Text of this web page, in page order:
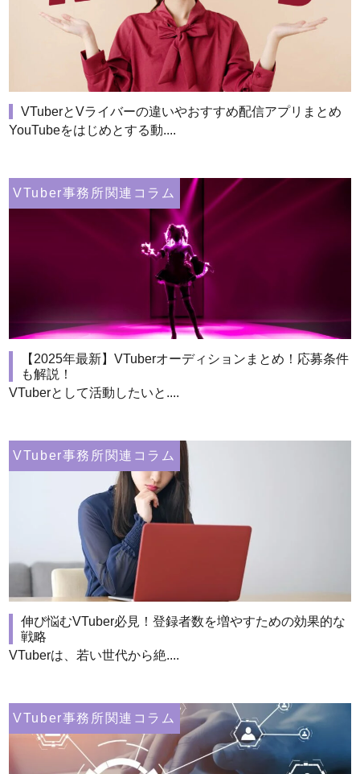
VTuberとVライバーの違いやおすすめ配信アプリまとめ
YouTubeをはじめとする動....
VTuber事務所関連コラム
【2025年最新】VTuberオーディションまとめ！応募条件
も解説！
VTuberとして活動したいと....
VTuber事務所関連コラム
伸び悩むVTuber必見！登録者数を増やすための効果的な
戦略
VTuberは、若い世代から絶....
VTuber事務所関連コラム